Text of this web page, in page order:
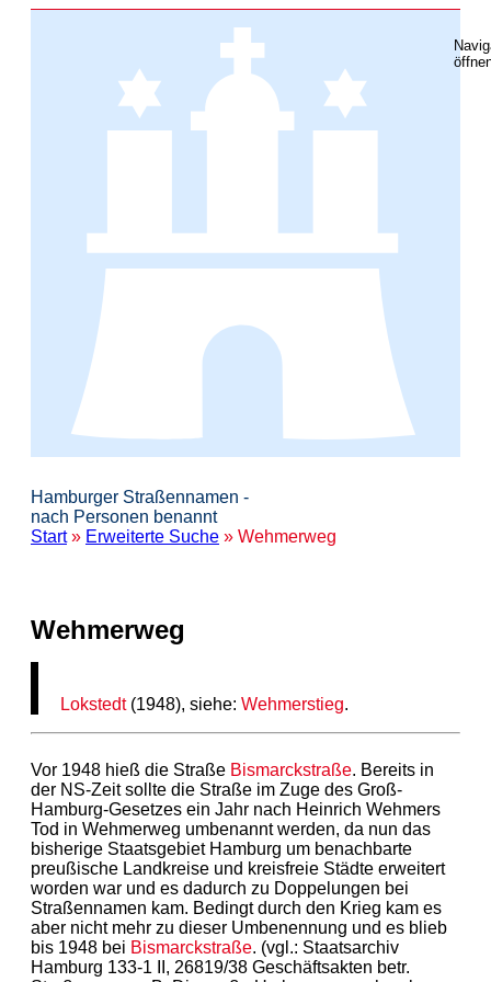
Hamburger Straßennamen -
nach Personen benannt
Start» Erweiterte Suche » Wehmerweg
Wehmerweg
Lokstedt(1948), siehe:Wehmerstieg.
Vor 1948 hieß die Straße Bismarckstraße. Bereits in
der NS-Zeit sollte die Straße im Zuge des Groß-
Hamburg-Gesetzes ein Jahr nach Heinrich Wehmers
Tod in Wehmerweg umbenannt werden, da nun das
bisherige Staatsgebiet Hamburg um benachbarte
preußische Landkreise und kreisfreie Städte erweitert
worden war und es dadurch zu Doppelungen bei
Straßennamen kam. Bedingt durch den Krieg kam es
aber nicht mehr zu dieser Umbenennung und es blieb
bis 1948 bei Bismarckstraße. (vgl.: Staatsarchiv
Hamburg 133-1 II, 26819/38 Geschäftsakten betr.